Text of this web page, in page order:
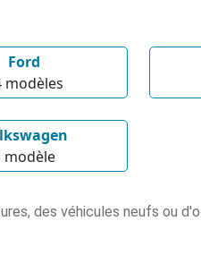
Ford
modèles
modèle
des véhicules neufs ou